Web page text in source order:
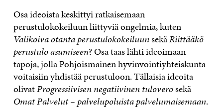
Osa ideoista keskittyi ratkaisemaan
perustulokokeiluun liittyviä ongelmia, kuten
Valikoiva otanta perustulokokeiluunsekäRiittääkö
perustulo asumiseen? Osa taas lähti ideoimaan
tapoja, jolla Pohjoismainen hyvinvointiyhteiskunta
voitaisiin yhdistää perustuloon. Tällaisia ideoita
olivatProgressiivisen negatiivinen tuloverosekä
Omat Palvelut – palvelupoluista palvelumaisemaan.